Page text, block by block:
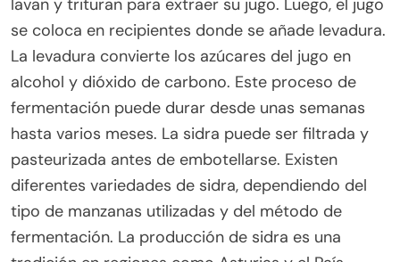
lavan y trituran para extraer su jugo. Luego, el jugo
se coloca en recipientes donde se añade levadura.
La levadura convierte los azúcares del jugo en
alcohol y dióxido de carbono. Este proceso de
fermentación puede durar desde unas semanas
hasta varios meses. La sidra puede ser filtrada y
pasteurizada antes de embotellarse. Existen
diferentes variedades de sidra, dependiendo del
tipo de manzanas utilizadas y del método de
fermentación. La producción de sidra es una